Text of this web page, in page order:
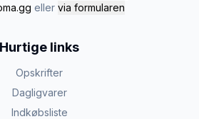
eller via formularen
Hurtige links
Opskrifter
Dagligvarer
Indkøbsliste